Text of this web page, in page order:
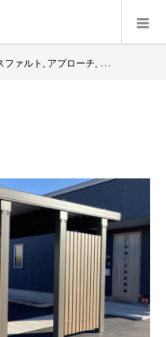
ファルト , アプローチ, カーポート・